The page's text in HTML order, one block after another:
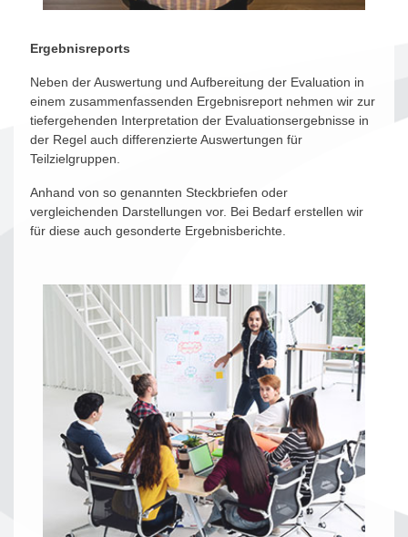
Ergebnisreports
Neben der Auswertung und Aufbereitung der Evaluation in
einem zusammenfassenden Ergebnisreport nehmen wir zur
tiefergehenden Interpretation der Evaluationsergebnisse in
der Regel auch differenzierte Auswertungen für
Teilzielgruppen.
Anhand von so genannten Steckbriefen oder
vergleichenden Darstellungen vor. Bei Bedarf erstellen wir
für diese auch gesonderte Ergebnisberichte.